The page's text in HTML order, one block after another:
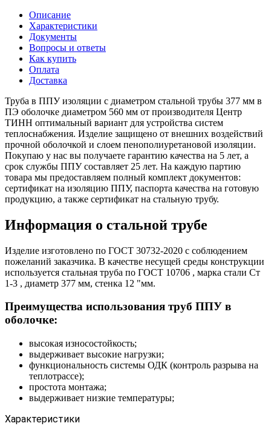
Описание
Характеристики
Документы
Вопросы и ответы
Как купить
Оплата
Доставка
Труба в ППУ изоляции с диаметром стальной трубы 377 мм в
ПЭ оболочке диаметром 560 мм от производителя Центр
ТИНН оптимальный вариант для устройства систем
теплоснабжения. Изделие защищено от внешних воздействий
прочной оболочкой и слоем пенополиуретановой изоляции.
Покупаю у нас вы получаете гарантию качества на 5 лет, а
срок службы ППУ составляет 25 лет. На каждую партию
товара мы предоставляем полный комплект документов:
сертификат на изоляцию ППУ, паспорта качества на готовую
продукцию, а также сертификат на стальную трубу.
Информация о стальной трубе
Изделие изготовлено по ГОСТ 30732-2020 с соблюдением
пожеланий заказчика. В качестве несущей среды конструкции
используется стальная труба по ГОСТ 10706 , марка стали Ст
1-3 , диаметр 377 мм, стенка 12 "мм.
Преимущества использования труб ППУ в
оболочке:
высокая износостойкость;
выдерживает высокие нагрузки;
функциональность системы ОДК (контроль разрыва на
теплотрассе);
простота монтажа;
выдерживает низкие температуры;
Характеристики